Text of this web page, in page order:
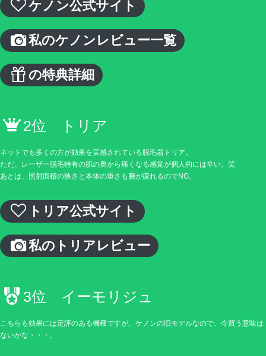
ケノン公式サイト
私のケノンレビュー一覧
の特典詳細
2位 トリア
ネットでも多くの方が効果を実感されている脱毛器トリア。
ただ、レーザー脱毛特有の肌の奥から痛くなる感覚が個人的には辛い。笑
あとは、照射面積の狭さと本体の重さも腕が疲れるのでNG。
トリア公式サイト
私のトリアレビュー
3位 イーモリジュ
こちらも効果には定評のある機種ですが、ケノンの旧モデルなので、今買う意味は
ないかな・・・。